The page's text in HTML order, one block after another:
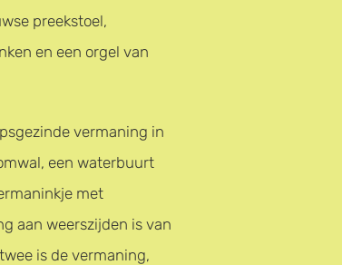
preekstoel,
en een orgel van
vermaning in
een waterbuurt
met
aan weerszijden is van
is de vermaning,